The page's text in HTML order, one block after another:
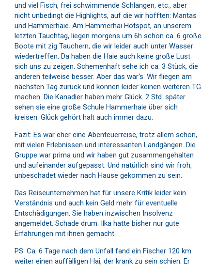
und viel Fisch, frei schwimmende Schlangen, etc., aber
nicht unbedingt die Highlights, auf die wir hofften: Mantas
und Hammerhaie. Am Hammerhai Hotspot, an unserem
letzten Tauchtag, liegen morgens um 6h schon ca. 6 große
Boote mit zig Tauchern, die wir leider auch unter Wasser
wiedertreffen. Da haben die Haie auch keine große Lust
sich uns zu zeigen. Schemenhaft sehe ich ca. 3 Stück, die
anderen teilweise besser. Aber das war‘s. Wir fliegen am
nächsten Tag zurück und können leider keinen weiteren TG
machen. Die Kanadier haben mehr Glück. 2 Std. später
sehen sie eine große Schule Hammerhaie über sich
kreisen. Glück gehört halt auch immer dazu.
Fazit: Es war eher eine Abenteuerreise, trotz allem schön,
mit vielen Erlebnissen und interessanten Landgängen. Die
Gruppe war prima und wir haben gut zusammengehalten
und aufeinander aufgepasst. Und natürlich sind wir froh,
unbeschadet wieder nach Hause gekommen zu sein.
Das Reiseunternehmen hat für unsere Kritik leider kein
Verständnis und auch kein Geld mehr für eventuelle
Entschädigungen. Sie haben inzwischen Insolvenz
angemeldet. Schade drum. Ilka hatte bisher nur gute
Erfahrungen mit ihnen gemacht.
PS: Ca. 6 Tage nach dem Unfall fand ein Fischer 120 km
weiter einen auffälligen Hai, der krank zu sein schien. Er